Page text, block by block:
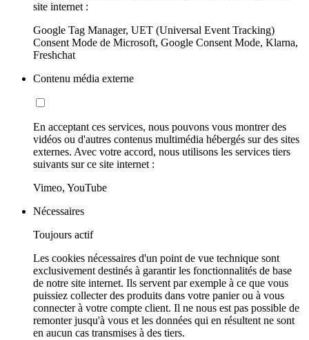
site internet :
Google Tag Manager, UET (Universal Event Tracking)
Consent Mode de Microsoft, Google Consent Mode, Klarna,
Freshchat
Contenu média externe
En acceptant ces services, nous pouvons vous montrer des
vidéos ou d'autres contenus multimédia hébergés sur des sites
externes. Avec votre accord, nous utilisons les services tiers
suivants sur ce site internet :
Vimeo, YouTube
Nécessaires
Toujours actif
Les cookies nécessaires d'un point de vue technique sont
exclusivement destinés à garantir les fonctionnalités de base
de notre site internet. Ils servent par exemple à ce que vous
puissiez collecter des produits dans votre panier ou à vous
connecter à votre compte client. Il ne nous est pas possible de
remonter jusqu'à vous et les données qui en résultent ne sont
en aucun cas transmises à des tiers.